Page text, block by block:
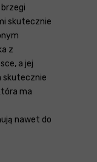
skutecznie
z
a jej
skutecznie
ma
nawet do